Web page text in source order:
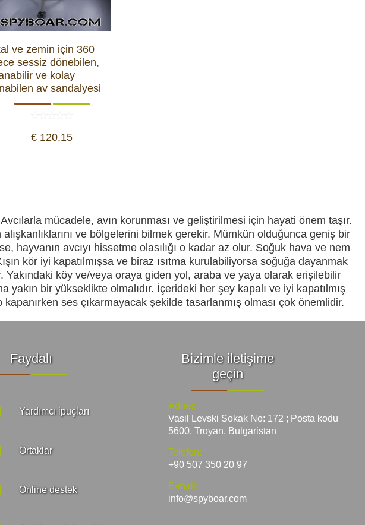
ve zemin için 360
sessiz dönebilen,
ve kolay
av sandalyesi
€ 120,15
mücadele, avın korunması ve geliştirilmesi için hayati önem taşır.
ve bölgelerini bilmek gerekir. Mümkün olduğunca geniş bir
avcıyı hissetme olasılığı o kadar az olur. Soğuk hava ve nem
kör iyi kapatılmışsa ve biraz ısıtma kurulabiliyorsa soğuğa dayanmak
Yakındaki köy ve/veya oraya giden yol, araba ve yaya olarak erişilebilir
bir yükseklikte olmalıdır. İçerideki her şey kapalı ve iyi kapatılmış
ses çıkarmayacak şekilde tasarlanmış olması çok önemlidir.
Faydalı
Yardımcı ipuçları
Ortaklar
Online destek
Bizimle iletişime
geçin
Adres:
Vasil Levski Sokak No: 172 ; Posta kodu
5600, Troyan, Bulgaristan
Telefon:
+90 507 350 20 97
E-mail:
info@spyboar.com